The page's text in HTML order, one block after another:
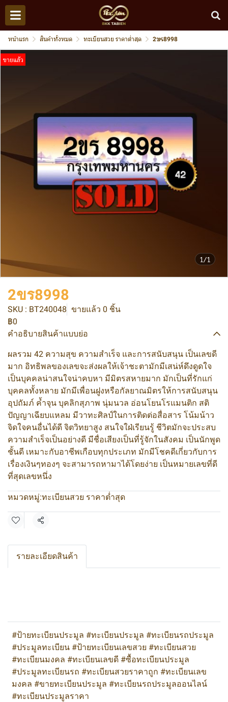
หน้าแรก สินค้าทั้งหมด ทะเบียนสวย ราคาต่ำสุด 2ขร8998
1/1
ขายแล้ว
2ขร8998
SKU : BT240048 ขายแล้ว 0 ชิ้น
฿0
คำอธิบายสินค้าแบบย่อ
ผลรวม 42 ความสุข ความสำเร็จ และการสนับสนุน เป็นเลขดี
มาก อิทธิพลของเลขจะส่งผลให้เจ้าชะตามักมีเสน่ห์ดึงดูดใจ
เป็นบุคคลน่าสนใจน่าคบหา มีมิตรสหายมาก มักเป็นที่รักแก่
บุคคลทั้งหลาย มักมีเพื่อนฝูงหรือกัลยาณมิตรให้การสนับสนุน
อุปถัมภ์ ค้ำจุน บุคลิกสุภาพ นุ่มนวล อ่อนโยนโรแมนติก สติ
ปัญญาเฉียบแหลม มีวาทะศิลป์ในการติดต่อสื่อสาร โน้มน้าว
จิดใจคนอื่นได้ดี จิตวิทยาสูง สนใจใฝ่เรียนรู้ ชีวิตมักจะประสบ
ความสำเร็จเป็นอย่างดี มีชื่อเสียงเป็นที่รู้จักในสังคม เป็นนักพูด
ชั้นดี เหมาะกับอาชีพเกือบทุกประเภท มักมีโชคดีเกี่ยวกับการ
เรื่องเงินๆทองๆ จะสามารถหามาได้โดยง่าย เป็นหมายเลขที่ดี
ที่สุดเลขหนึ่ง
หมวดหมู่:ทะเบียนสวย ราคาต่ำสุด
แชร์
รายละเอียดสินค้า
#ป้ายทะเบียนประมูล #ทะเบียนประมูล #ทะเบียนรถประมูล
#ประมูลทะเบียน #ป้ายทะเบียนเลขสวย #ทะเบียนสวย
#ทะเบียนมงคล #ทะเบียนเลขดี #ซื้อทะเบียนประมูล
#ประมูลทะเบียนรถ #ทะเบียนสวยราคาถูก #ทะเบียนเลข
มงคล #ขายทะเบียนประมูล #ทะเบียนรถประมูลออนไลน์
#ทะเบียนประมูลราคา